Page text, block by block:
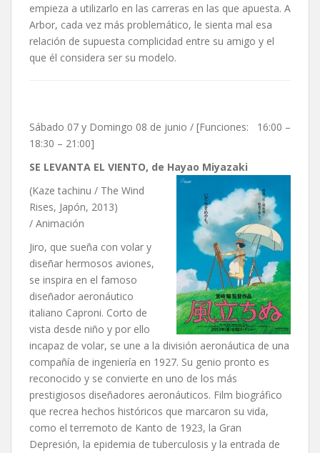
empieza a utilizarlo en las carreras en las que apuesta. A
Arbor, cada vez más problemático, le sienta mal esa
relación de supuesta complicidad entre su amigo y el
que él considera ser su modelo.
Sábado 07 y Domingo 08 de junio / [Funciones: 16:00 –
18:30 – 21:00]
SE LEVANTA EL VIENTO, de Hayao Miyazaki
(Kaze tachinu / The Wind
Rises, Japón, 2013)
/ Animación
Jiro, que sueña con volar y
diseñar hermosos aviones,
se inspira en el famoso
diseñador aeronáutico
italiano Caproni. Corto de
vista desde niño y por ello
incapaz de volar, se une a la división aeronáutica de una
compañía de ingeniería en 1927. Su genio pronto es
reconocido y se convierte en uno de los más
prestigiosos diseñadores aeronáuticos. Film biográfico
que recrea hechos históricos que marcaron su vida,
como el terremoto de Kanto de 1923, la Gran
Depresión, la epidemia de tuberculosis y la entrada de